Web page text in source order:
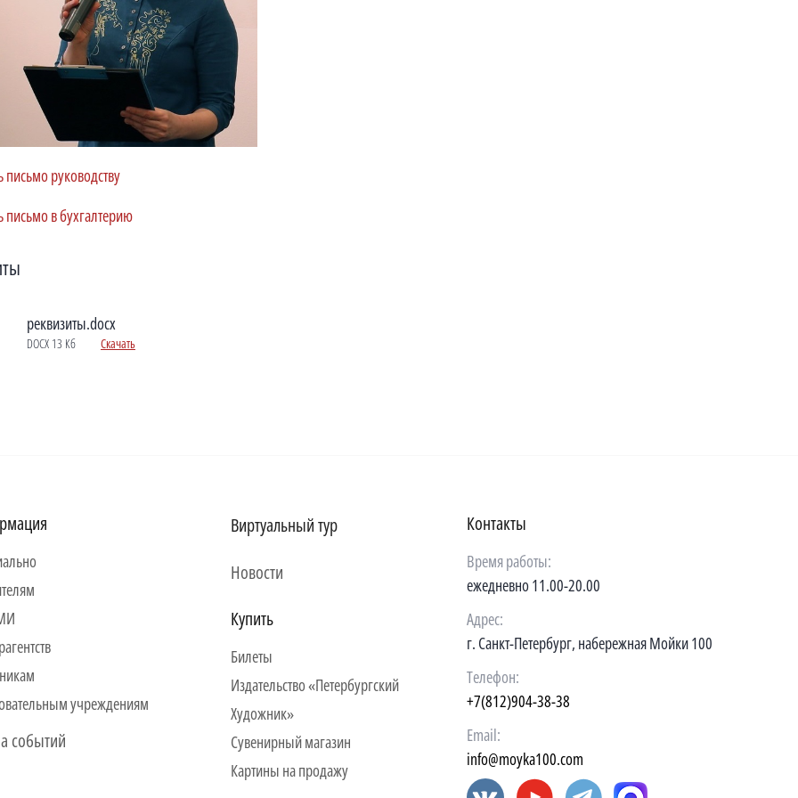
письмо руководству
письмо в бухгалтерию
реквизиты.docx
DOCX 13 Кб Скачать
учреждениям
событий
Виртуальный тур
Новости
Купить
Билеты
Издательство «Петербургский
Художник»
Сувенирный магазин
Картины на продажу
Контакты
Время работы:
ежедневно 11.00-20.00
Адрес:
г. Санкт-Петербург, набережная Мойки 100
Телефон:
+7(812)904-38-38
Email:
info@moyka100.com